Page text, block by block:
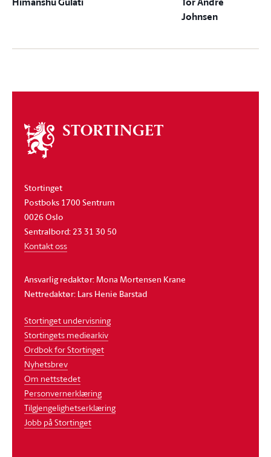
Johnsen
Om
stortinget
Stortinget
Postboks 1700 Sentrum
0026 Oslo
Sentralbord: 23 31 30 50
Kontakt oss
Ansvarlig redaktør: Mona Mortensen Krane
Nettredaktør: Lars Henie Barstad
Stortinget undervisning
Stortingets mediearkiv
Ordbok for Stortinget
Nyhetsbrev
Om nettstedet
Personvernerklæring
Tilgjengelighetserklæring
Jobb på Stortinget